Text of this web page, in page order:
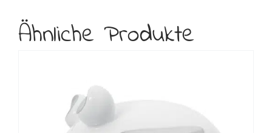
Ähnliche Produkte